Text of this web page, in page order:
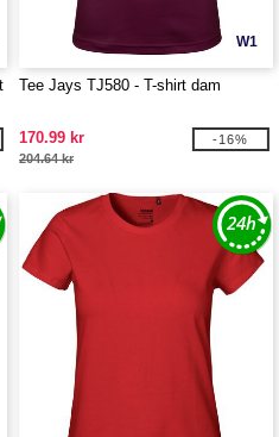
W1
Tee Jays TJ580 - T-shirt dam
170.99 kr
204.64 kr
-16%